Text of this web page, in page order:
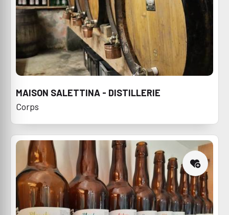
MAISON SALETTINA - DISTILLERIE
Corps